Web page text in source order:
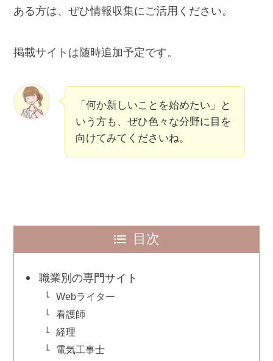
ある方は、ぜひ情報収集にご活用ください。
掲載サイトは随時追加予定です。
「何か新しいことを始めたい」と
いう方も、ぜひ色々な分野に目を
向けてみてくださいね。
目次
職業別の専門サイト
Webライター
看護師
経理
電気工事士